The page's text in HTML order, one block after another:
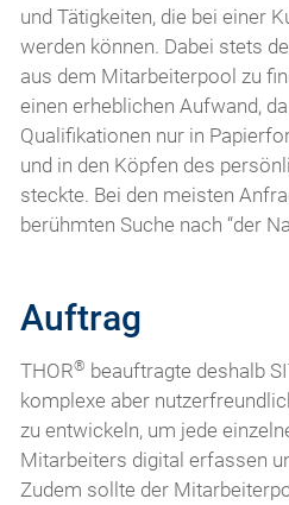
und Tätigkeiten, die bei einer
werden können. Dabei stets
aus dem Mitarbeiterpool zu
einen erheblichen Aufwand,
Qualifikationen nur in
und in den Köpfen des
steckte. Bei den meisten
berühmten Suche nach “der
Auftrag
THOR® beauftragte deshalb
komplexe aber
zu entwickeln, um jede
Mitarbeiters digital erfassen
Zudem sollte der